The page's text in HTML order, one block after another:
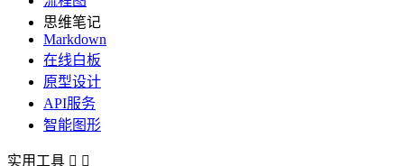
思维笔记
Markdown
在线白板
原型设计
API服务
智能图形
实用工具  